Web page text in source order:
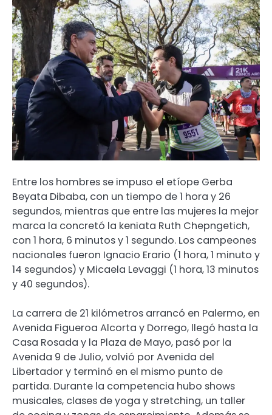
Entre los hombres se impuso el etíope Gerba
Beyata Dibaba, con un tiempo de 1 hora y 26
segundos, mientras que entre las mujeres la mejor
marca la concretó la keniata Ruth Chepngetich,
con 1 hora, 6 minutos y 1 segundo. Los campeones
nacionales fueron Ignacio Erario (1 hora, 1 minuto y
14 segundos) y Micaela Levaggi (1 hora, 13 minutos
y 40 segundos).
La carrera de 21 kilómetros arrancó en Palermo, en
Avenida Figueroa Alcorta y Dorrego, llegó hasta la
Casa Rosada y la Plaza de Mayo, pasó por la
Avenida 9 de Julio, volvió por Avenida del
Libertador y terminó en el mismo punto de
partida. Durante la competencia hubo shows
musicales, clases de yoga y stretching, un taller